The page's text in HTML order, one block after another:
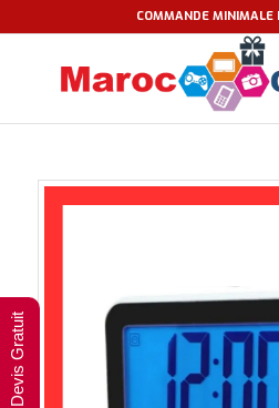
COMMANDE MINIMALE
Devis Gratuit